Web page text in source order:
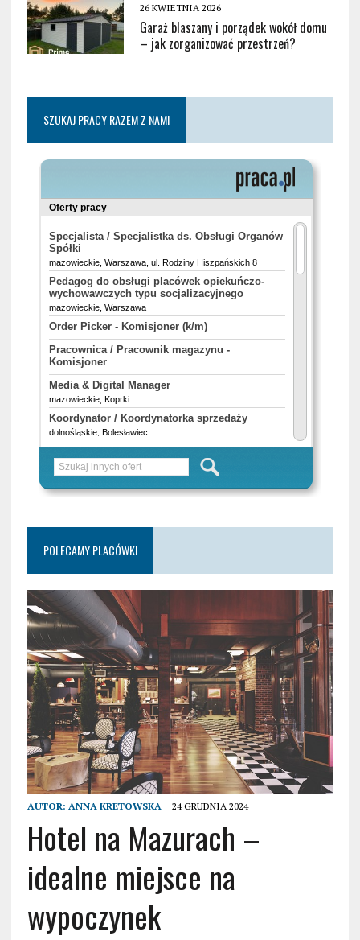
26 KWIETNIA 2026
Garaż blaszany i porządek wokół domu
– jak zorganizować przestrzeń?
SZUKAJ PRACY RAZEM Z NAMI
POLECAMY PLACÓWKI
AUTOR: ANNA KRETOWSKA 24 GRUDNIA 2024
Hotel na Mazurach –
idealne miejsce na
wypoczynek